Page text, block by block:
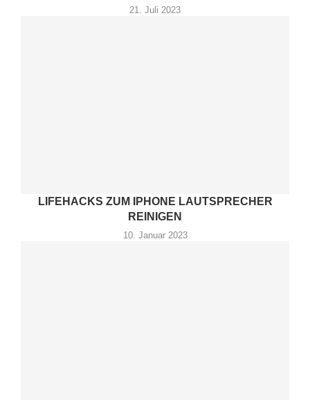
21. Juli 2023
LIFEHACKS ZUM IPHONE LAUTSPRECHER
REINIGEN
10. Januar 2023